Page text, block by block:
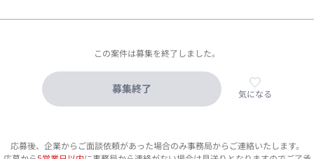
この案件は募集を終了しました。
募集終了 気になる
応募後、企業からご面談依頼があった場合のみ事務局からご連絡いたします。